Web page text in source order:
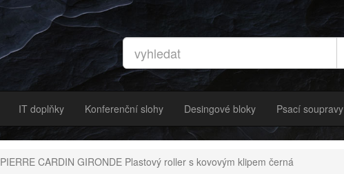
IT doplňky Konferenční slohy Desingové bloky Psací soupravy
PIERRE CARDIN GIRONDE Plastový roller s kovovým klipem černá